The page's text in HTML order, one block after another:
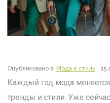
Опубликовано в: Мода и стиль 15
Каждый год мода
тренды и стили. Уже